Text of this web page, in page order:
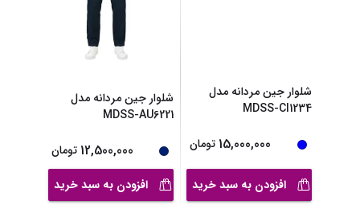
شلوار جین مردانه مدل
MDSS-CI1234
15,000,000 تومان
افزودن به سبد خرید
شلوار جین مردانه مدل
MDSS-AU6221
12,500,000 تومان
افزودن به سبد خرید